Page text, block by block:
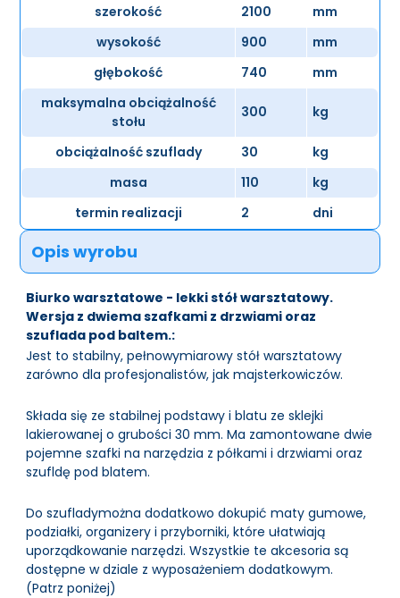
szerokość
2100
mm
wysokość
900
mm
głębokość
740
mm
maksymalna obciążalność
stołu
300 kg
obciążalność szuflady 30
kg
masa
110
kg
termin realizacji
2 dni
Opis wyrobu
Biurko warsztatowe - lekki stół warsztatowy.
Wersja z dwiema szafkami z drzwiami oraz
szuflada pod baltem.:
Jest to stabilny, pełnowymiarowy stół warsztatowy
zarówno dla profesjonalistów, jak majsterkowiczów.
Składa się ze stabilnej podstawy i blatu ze sklejki
lakierowanej o grubości 30 mm. Ma zamontowane dwie
pojemne szafki na narzędzia z półkami i drzwiami oraz
szufldę pod blatem.
Do szufladymożna dodatkowo dokupić maty gumowe,
podziałki, organizery i przyborniki, które ułatwiają
uporządkowanie narzędzi. Wszystkie te akcesoria są
dostępne w dziale z wyposażeniem dodatkowym.
(Patrz poniżej)